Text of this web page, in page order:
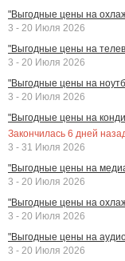
"Выгодные цены на
3 - 20 Июля 2026
"Выгодные цены на
3 - 20 Июля 2026
"Выгодные цены на
3 - 20 Июля 2026
"Выгодные цены на
Закончилась 6 дней
3 - 31 Июля 2026
"Выгодные цены на
3 - 20 Июля 2026
"Выгодные цены на
3 - 20 Июля 2026
"Выгодные цены на
3 - 20 Июля 2026